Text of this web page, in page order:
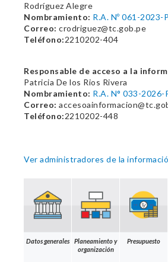
Rodríguez Alegre
Nombramiento: R.A. Nº 061-2023-
Correo: crodriguez@tc.gob.pe
Teléfono:2210202-404
Responsable de acceso a la
Patricia De los Rios Rivera
Nombramiento: R.A. N° 033-2026-
Correo:
Teléfono:2210202-448
Ver administradores de la
Datos generales
Planeamiento y
organización
Presupuesto